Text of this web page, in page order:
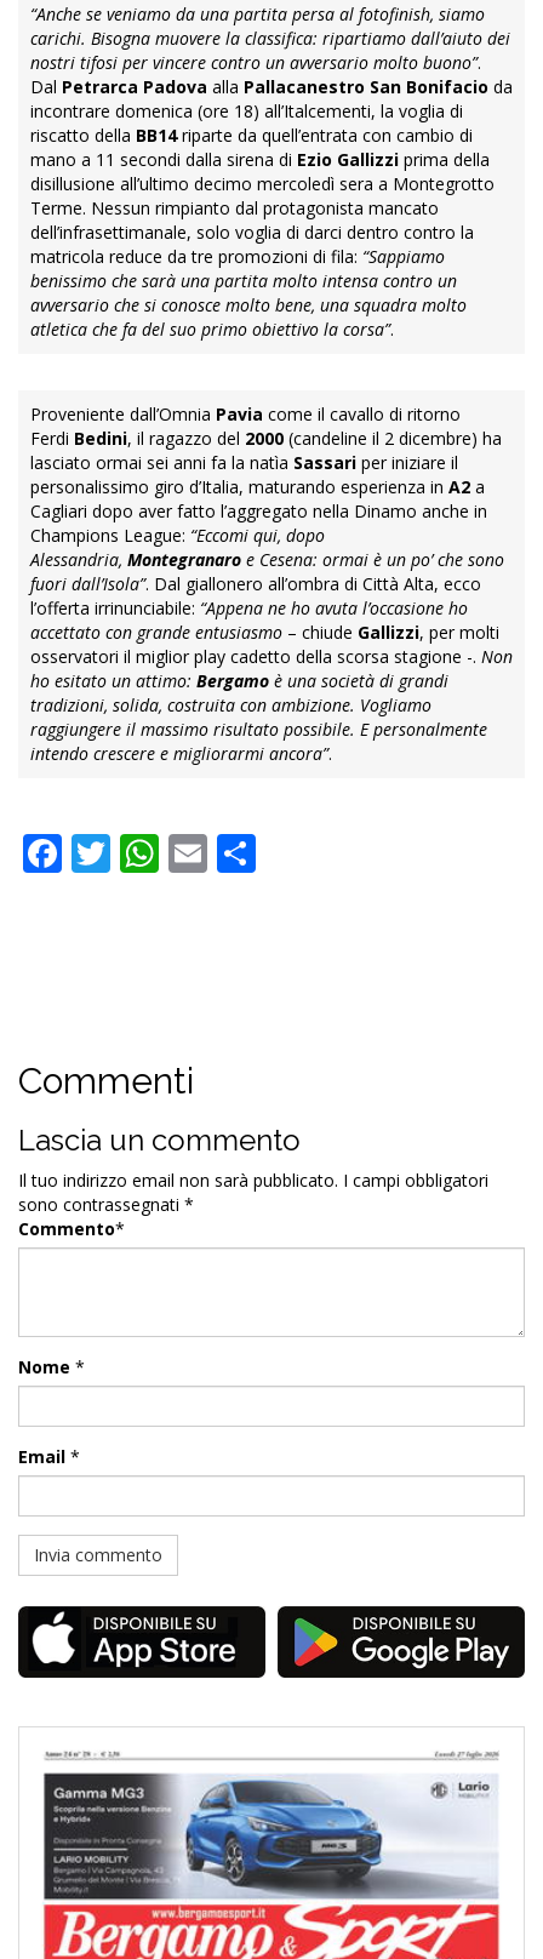
“Anche se veniamo da una partita persa al fotofinish, siamo
carichi. Bisogna muovere la classifica: ripartiamo dall’aiuto dei
nostri tifosi per vincere contro un avversario molto buono”.
Dal Petrarca Padova alla Pallacanestro San Bonifacio da
incontrare domenica (ore 18) all’Italcementi, la voglia di
riscatto della BB14riparte da quell’entrata con cambio di
mano a 11 secondi dalla sirena di Ezio Gallizzi prima della
disillusione all’ultimo decimo mercoledì sera a Montegrotto
Terme. Nessun rimpianto dal protagonista mancato
dell’infrasettimanale, solo voglia di darci dentro contro la
matricola reduce da tre promozioni di fila: “Sappiamo
benissimo che sarà una partita molto intensa contro un
avversario che si conosce molto bene, una squadra molto
atletica che fa del suo primo obiettivo la corsa”.
Proveniente dall’Omnia Pavia come il cavallo di ritorno
Ferdi Bedini, il ragazzo del 2000 (candeline il 2 dicembre) ha
lasciato ormai sei anni fa la natìa Sassari per iniziare il
personalissimo giro d’Italia, maturando esperienza in A2 a
Cagliari dopo aver fatto l’aggregato nella Dinamo anche in
Champions League: “Eccomi qui, dopo
Alessandria, Montegranaro e Cesena: ormai è un po’ che sono
fuori dall’Isola”. Dal giallonero all’ombra di Città Alta, ecco
l’offerta irrinunciabile: “Appena ne ho avuta l’occasione ho
accettato con grande entusiasmo – chiude Gallizzi, per molti
osservatori il miglior play cadetto della scorsa stagione -. Non
ho esitato un attimo: Bergamo è una società di grandi
tradizioni, solida, costruita con ambizione. Vogliamo
raggiungere il massimo risultato possibile. E personalmente
intendo crescere e migliorarmi ancora”.
Facebook
Twitter
WhatsApp
Email
Commenti
Lascia un commento
Il tuo indirizzo email non sarà pubblicato. I campi obbligatori
sono contrassegnati *
Commento*
Nome *
Email *